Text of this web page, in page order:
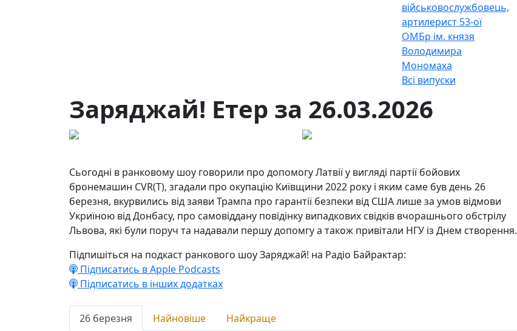
військовослужбовець,
артилерист 53-ої
ОМБр ім. князя
Володимира
Мономаха
Всі випуски
Заряджай! Етер за 26.03.2026
Сьогодні в ранковому шоу говорили про допомогу Латвії у вигляді партії бойових
бронемашин CVR(T), згадали про окупацію Київщини 2022 року і яким саме був день 26
березня, вкурвились від заяви Трампа про гарантії безпеки від США лише за умов відмови
Укриїною від Донбасу, про самовіддану повідінку випадкових свідків вчорашнього обстрілу
Львова, які були поруч та надавали першу допомгу а також привітали НГУ із Днем створення.
Підпишіться на подкаст ранкового шоу Заряджай! на Радіо Байрактар:
Підписатись в Apple Podcasts
Підписатись в інших додатках
26 березня Найновіше
Найкраще